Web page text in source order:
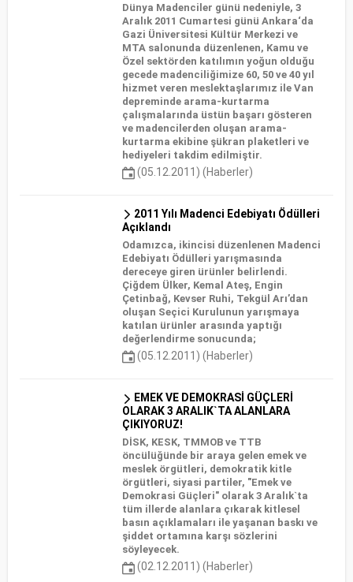
Dünya Madenciler günü nedeniyle, 3
Aralık 2011 Cumartesi günü Ankara‘da
Gazi Üniversitesi Kültür Merkezi ve
MTA salonunda düzenlenen, Kamu ve
Özel sektörden katılımın yoğun olduğu
gecede madenciliğimize 60, 50 ve 40 yıl
hizmet veren meslektaşlarımız ile Van
depreminde arama-kurtarma
çalışmalarında üstün başarı gösteren
ve madencilerden oluşan arama-
kurtarma ekibine şükran plaketleri ve
hediyeleri takdim edilmiştir.
(05.12.2011) (Haberler)
2011 Yılı Madenci Edebiyatı Ödülleri
Açıklandı
Odamızca, ikincisi düzenlenen Madenci
Edebiyatı Ödülleri yarışmasında
dereceye giren ürünler belirlendi.
Çiğdem Ülker, Kemal Ateş, Engin
Çetinbağ, Kevser Ruhi, Tekgül Arı’dan
oluşan Seçici Kurulunun yarışmaya
katılan ürünler arasında yaptığı
değerlendirme sonucunda;
(05.12.2011) (Haberler)
EMEK VE DEMOKRASİ GÜÇLERİ
OLARAK 3 ARALIK`TA ALANLARA
ÇIKIYORUZ!
DİSK, KESK, TMMOB ve TTB
öncülüğünde bir araya gelen emek ve
meslek örgütleri, demokratik kitle
örgütleri, siyasi partiler, "Emek ve
Demokrasi Güçleri" olarak 3 Aralık`ta
tüm illerde alanlara çıkarak kitlesel
basın açıklamaları ile yaşanan baskı ve
şiddet ortamına karşı sözlerini
söyleyecek.
(02.12.2011) (Haberler)